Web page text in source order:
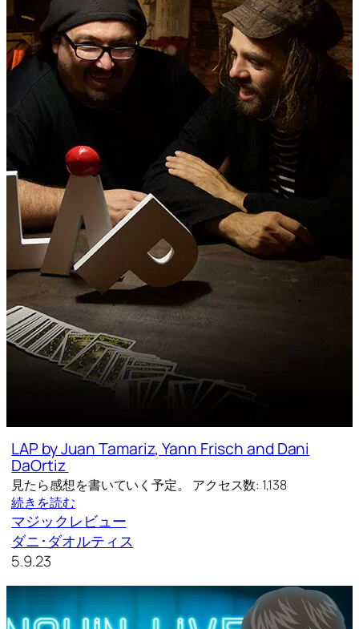
LAP by Juan Tamariz, Yann Frisch and Dani
DaOrtiz
見たら感想を書いていく予定。 アクセス数: 1,138
続きを読む
マジックレビュー
ダニ･ダオルティス
5.9.23